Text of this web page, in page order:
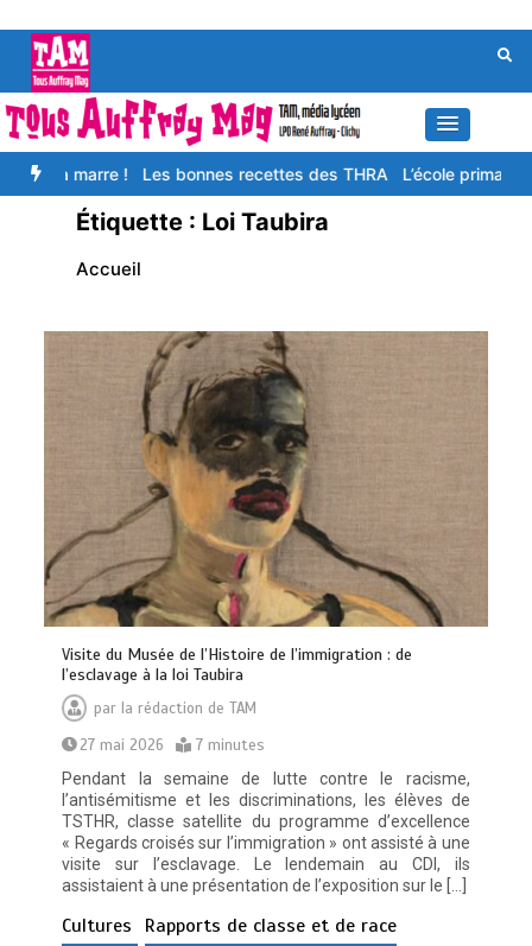
contenu
a marre ! Les bonnes recettes des THRA L’école primaire,
Étiquette : Loi Taubira
Accueil
Visite du Musée de l’Histoire de l’immigration : de
l’esclavage à la loi Taubira
par la rédaction de TAM
27 mai 2026
7 minutes
Pendant la semaine de lutte contre le racisme,
l’antisémitisme et les discriminations, les élèves de
TSTHR, classe satellite du programme d’excellence
« Regards croisés sur l’immigration » ont assisté à une
visite sur l’esclavage. Le lendemain au CDI, ils
assistaient à une présentation de l’exposition sur le […]
Cultures
Rapports de classe et de race